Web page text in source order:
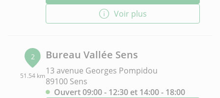
Voir plus
2
51.54 km
Bureau Vallée Sens
13 avenue Georges Pompidou
89100 Sens
Ouvert 09:00 - 12:30 et 14:00 - 18:00